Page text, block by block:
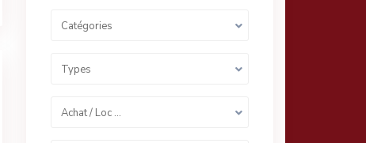
Catégories
Types
Achat / Loc …